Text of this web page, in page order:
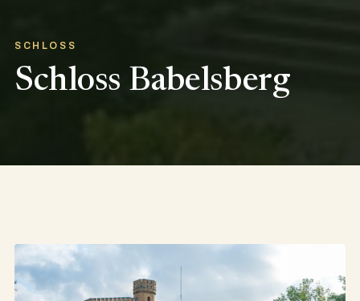
SCHLOSS
Schloss Babelsberg